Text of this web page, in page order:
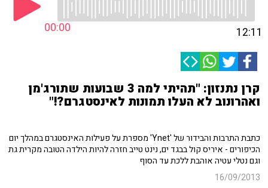
00:00 12:11
קרן נתנזון: "תהיתי למה 3 שבועות שתורג'מן
ואהרונוב לא העלו תמונות לאינסטגרם?!"
כתבת התרבות והבידור של 'Ynet' מספרת על פעילות האינסטגרם במהלך יום
הכיפורים - איריס קול בבגד ים, נינט טייב חזרה להיות הילדה הטובה מקרית גת
וגם נטלי עטיה אוהבת ללכת עד הסוף
16/09/2013